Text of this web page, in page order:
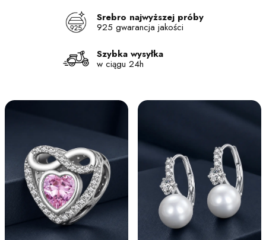
Srebro najwyższej próby
925 gwarancja jakości
Szybka wysyłka
w ciągu 24h